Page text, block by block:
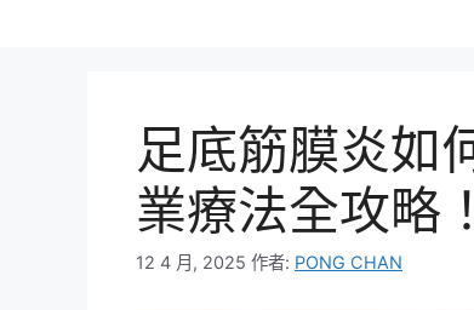
足底筋膜炎如
業療法全攻略！
12 4 月, 2025 作者: PONG CHAN